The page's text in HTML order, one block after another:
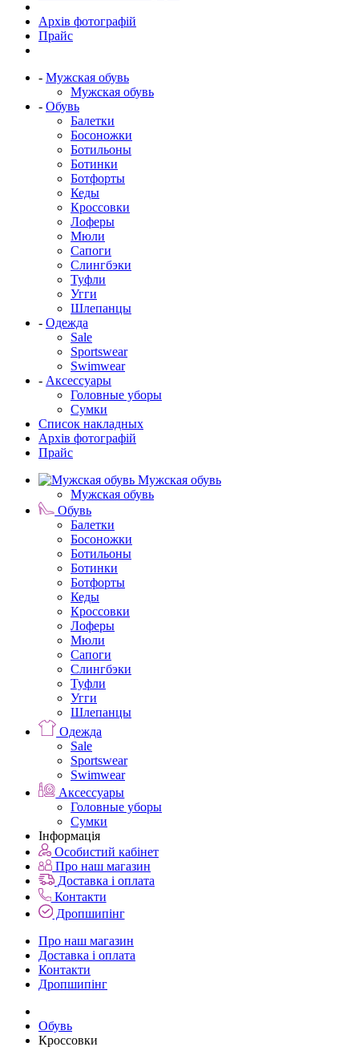
Архів фотографій
Прайс
- Мужская обувь
Мужская обувь
- Обувь
Балетки
Босоножки
Ботильоны
Ботинки
Ботфорты
Кеды
Кроссовки
Лоферы
Мюли
Сапоги
Слингбэки
Туфли
Угги
Шлепанцы
- Одежда
Sale
Sportswear
Swimwear
- Аксессуары
Головные уборы
Сумки
Список накладных
Архів фотографій
Прайс
Мужская обувь
Мужская обувь
Обувь
Балетки
Босоножки
Ботильоны
Ботинки
Ботфорты
Кеды
Кроссовки
Лоферы
Мюли
Сапоги
Слингбэки
Туфли
Угги
Шлепанцы
Одежда
Sale
Sportswear
Swimwear
Аксессуары
Головные уборы
Сумки
Інформація
Особистий кабінет
Про наш магазин
Доставка і оплата
Контакти
Дропшипінг
Про наш магазин
Доставка і оплата
Контакти
Дропшипінг
Обувь
Кроссовки